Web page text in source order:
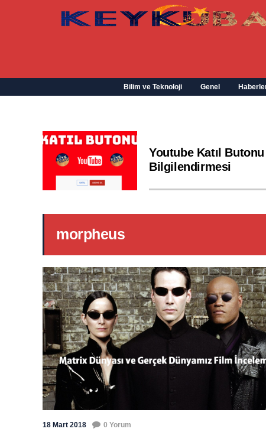
Bilim ve Teknoloji Genel
Youtube Katıl Butonu
Bilgilendirmesi
morpheus
18 Mart 2018 0 Yorum